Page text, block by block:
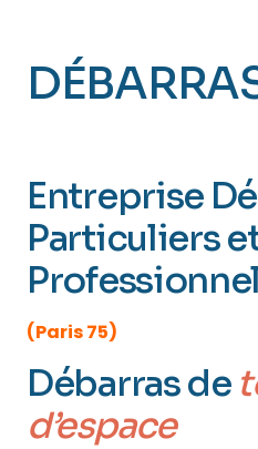
Entreprise
Particuliers
(Paris 75)
Débarras de
d’espace